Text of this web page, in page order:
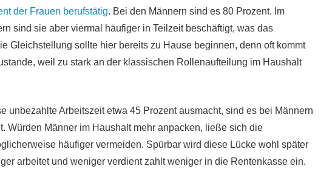
der Frauen berufstätig. Bei den Männern sind es 80 Prozent. Im
sind sie aber viermal häufiger in Teilzeit beschäftigt, was das
Gleichstellung sollte hier bereits zu Hause beginnen, denn oft kommt
weil zu stark an der klassischen Rollenaufteilung im Haushalt
unbezahlte Arbeitszeit etwa 45 Prozent ausmacht, sind es bei Männern
Würden Männer im Haushalt mehr anpacken, ließe sich die
häufiger vermeiden. Spürbar wird diese Lücke wohl später
arbeitet und weniger verdient zahlt weniger in die Rentenkasse ein.